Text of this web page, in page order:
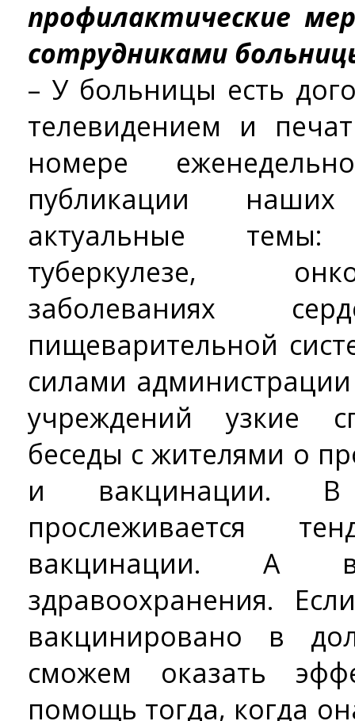
профилактические
сотрудниками
– У больницы есть
телевидением и
номере
публикации
актуальные
туберкулезе,
заболеваниях
пищеварительной
силами
учреждений узкие
беседы с жителями о
и вакцинации. В
прослеживается
вакцинации. А
здравоохранения.
вакцинировано в
сможем оказать
помощь тогда, когда